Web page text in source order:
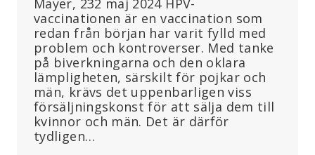
Mayer, 232 maj 2024 HPV-
vaccinationen är en vaccination som
redan från början har varit fylld med
problem och kontroverser. Med tanke
på biverkningarna och den oklara
lämpligheten, särskilt för pojkar och
män, krävs det uppenbarligen viss
försäljningskonst för att sälja dem till
kvinnor och män. Det är därför
tydligen…